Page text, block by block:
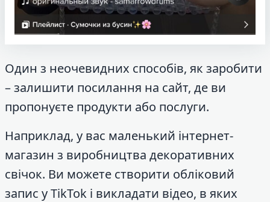
Один з неочевидних способів, як заробити
– залишити посилання на сайт, де ви
пропонуєте продукти або послуги.
Наприклад, у вас маленький інтернет-
магазин з виробництва декоративних
свічок. Ви можете створити обліковий
запис у TikTok і викладати відео, в яких